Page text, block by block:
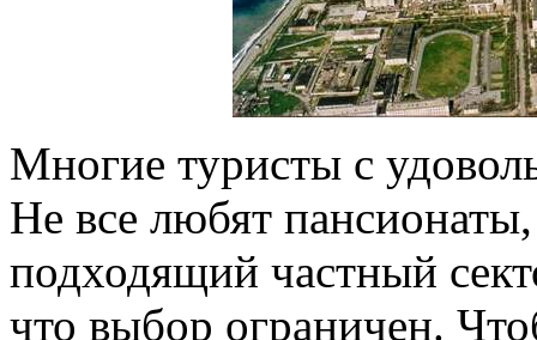
Многие туристы с
Не все любят
подходящий частный
что выбор ограничен.